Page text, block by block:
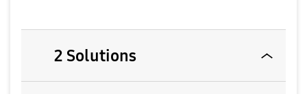
2 Solutions